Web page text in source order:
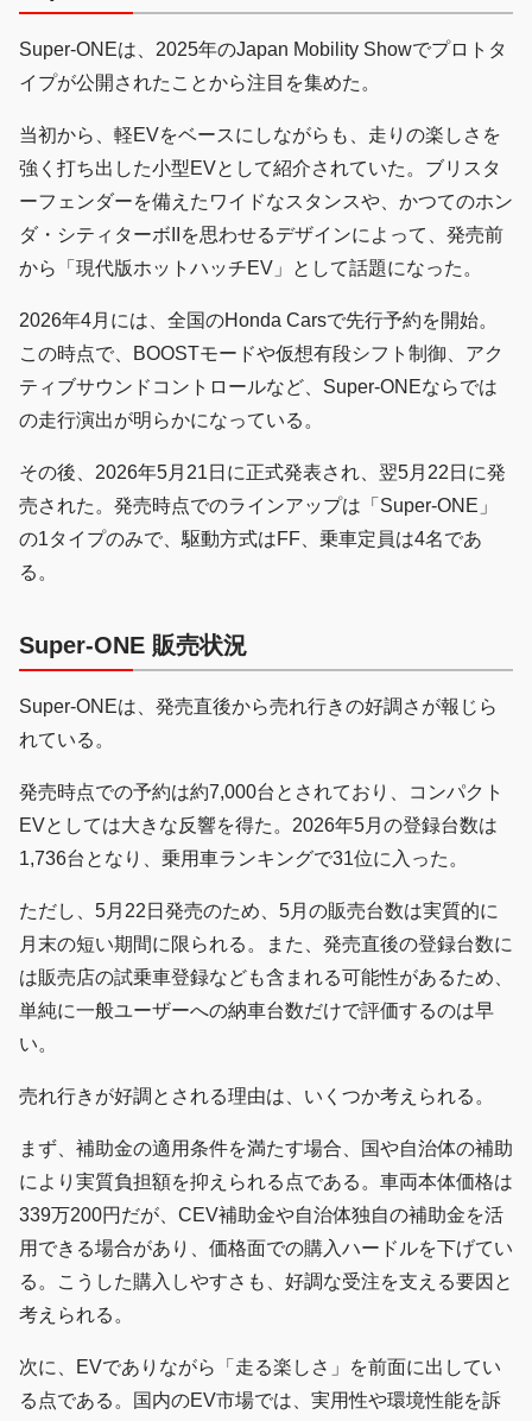
Super-ONEは、2025年のJapan Mobility Showでプロトタ
イプが公開されたことから注目を集めた。
当初から、軽EVをベースにしながらも、走りの楽しさを
強く打ち出した小型EVとして紹介されていた。ブリスタ
ーフェンダーを備えたワイドなスタンスや、かつてのホン
ダ・シティターボIIを思わせるデザインによって、発売前
から「現代版ホットハッチEV」として話題になった。
2026年4月には、全国のHonda Carsで先行予約を開始。
この時点で、BOOSTモードや仮想有段シフト制御、アク
ティブサウンドコントロールなど、Super-ONEならでは
の走行演出が明らかになっている。
その後、2026年5月21日に正式発表され、翌5月22日に発
売された。発売時点でのラインアップは「Super-ONE」
の1タイプのみで、駆動方式はFF、乗車定員は4名であ
る。
Super-ONE 販売状況
Super-ONEは、発売直後から売れ行きの好調さが報じら
れている。
発売時点での予約は約7,000台とされており、コンパクト
EVとしては大きな反響を得た。2026年5月の登録台数は
1,736台となり、乗用車ランキングで31位に入った。
ただし、5月22日発売のため、5月の販売台数は実質的に
月末の短い期間に限られる。また、発売直後の登録台数に
は販売店の試乗車登録なども含まれる可能性があるため、
単純に一般ユーザーへの納車台数だけで評価するのは早
い。
売れ行きが好調とされる理由は、いくつか考えられる。
まず、補助金の適用条件を満たす場合、国や自治体の補助
により実質負担額を抑えられる点である。車両本体価格は
339万200円だが、CEV補助金や自治体独自の補助金を活
用できる場合があり、価格面での購入ハードルを下げてい
る。こうした購入しやすさも、好調な受注を支える要因と
考えられる。
次に、EVでありながら「走る楽しさ」を前面に出してい
る点である。国内のEV市場では、実用性や環境性能を訴